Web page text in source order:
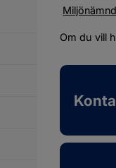
Om du vill